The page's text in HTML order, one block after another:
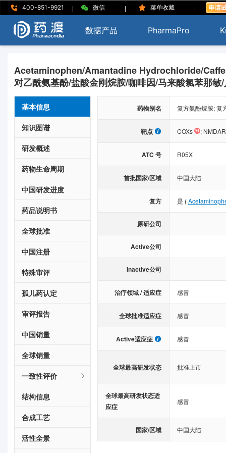
400-851-9921 | 微信 | 菜单收藏 |
数据产品 PharmaPro
Acetaminophen/Amantadine Hydrochloride/
对乙酰氨基酚/盐酸金刚烷胺/咖啡因/马来酸氯苯那敏
基本信息
知识图谱
研发概述
药物生命周期
中国研发进度
药品说明书
全球批准
中国注册
特殊审评
孤儿药认定
审评报告
中国销量
全球销量
一致性评价
结构信息
合成工艺
活性全景
药物别名 复方氨酚烷胺; 复
靶点 COXs ; NMDAR
ATC 号 R05X
首批国家/区域 中国大陆
复方 是 (
原研公司
Active公司
Inactive公司
治疗领域 / 适应症 感冒
全球批准适应症 感冒
Active适应症 感冒
全球最高研发状态 批准上市
全球最高研发状态适
应症
感冒
国家/区域 中国大陆